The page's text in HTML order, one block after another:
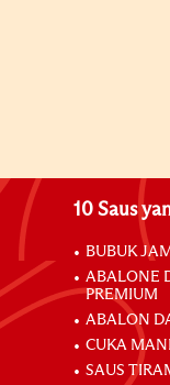
10 Saus
BUBUK
ABALONE
PREMIUM
ABALON
CUKA
SAUS